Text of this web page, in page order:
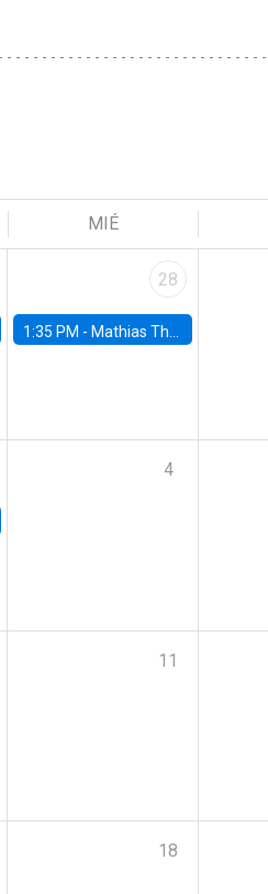
MIÉ
28
1:35 PM - Mathias Thoenig, University of Lausanne
4
11
18